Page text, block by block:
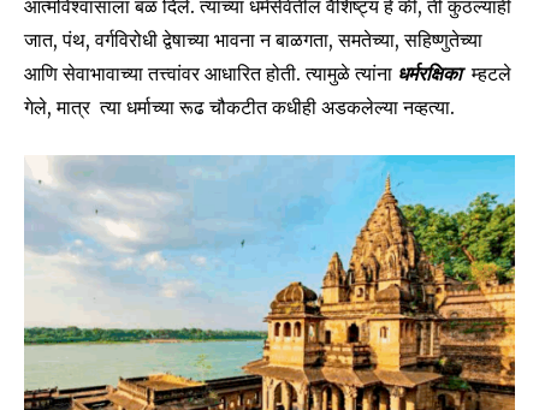
आत्मविश्वासाला बळ दिले. त्यांच्या धर्मसेवेतील वैशिष्ट्य हे की, ती कुठल्याही
जात, पंथ, वर्गविरोधी द्वेषाच्या भावना न बाळगता, समतेच्या, सहिष्णुतेच्या
आणि सेवाभावाच्या तत्त्वांवर आधारित होती. त्यामुळे त्यांना धर्मरक्षिका म्हटले
गेले, मात्र त्या धर्माच्या रूढ चौकटीत कधीही अडकलेल्या नव्हत्या.